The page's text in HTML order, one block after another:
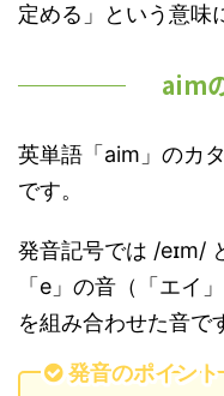
定める」という意味
aim
英単語「aim」のカ
です。
発音記号では /eɪm/
「e」の音（「エイ
を組み合わせた音で
発音のポイント